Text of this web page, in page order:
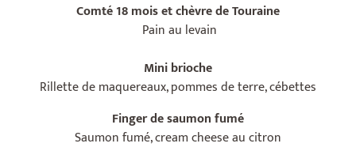
Comté 18 mois et chèvre de Touraine
Pain au levain
Mini brioche
Rillette de maquereaux, pommes de terre, cébettes
Finger de saumon fumé
Saumon fumé, cream cheese au citron